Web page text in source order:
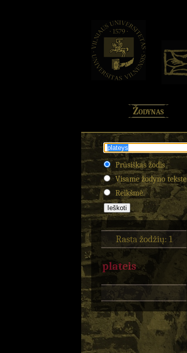
Žodynas
Prūsiškas žodis
Visame žodyno tekste
Reikšmė
Rasta žodžių: 1
plateis